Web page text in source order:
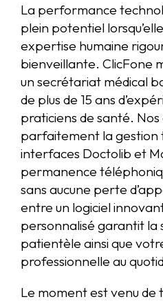
La performance
plein potentiel
expertise humaine
bienveillante. ClicFone
un secrétariat médical
de plus de 15 ans
praticiens de santé.
parfaitement la gestion
interfaces Doctolib et
permanence
sans aucune perte
entre un logiciel
personnalisé garantit la
patientèle ainsi que
professionnelle au
Le moment est venu